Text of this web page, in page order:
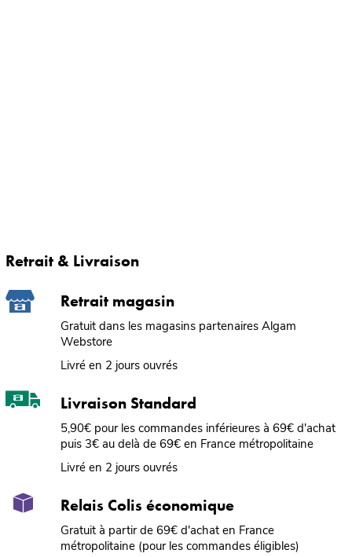
Retrait & Livraison
Retrait magasin
Gratuit dans les magasins partenaires Algam
Webstore
Livré en 2 jours ouvrés
Livraison Standard
5,90€ pour les commandes inférieures à 69€ d'achat
puis 3€ au delà de 69€ en France métropolitaine
Livré en 2 jours ouvrés
Relais Colis économique
Gratuit à partir de 69€ d'achat en France
métropolitaine (pour les commandes éligibles)